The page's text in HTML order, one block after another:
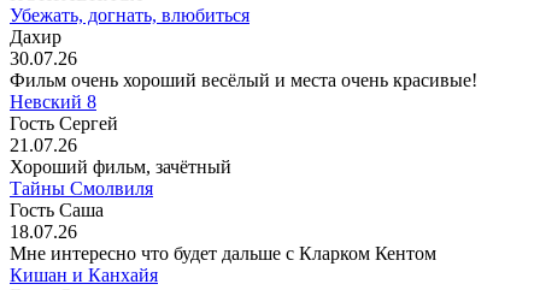
Убежать, догнать, влюбиться
Дахир
30.07.26
Фильм очень хороший весёлый и места очень красивые!
Невский 8
Гость Сергей
21.07.26
Хороший фильм, зачётный
Тайны Смолвиля
Гость Саша
18.07.26
Мне интересно что будет дальше с Кларком Кентом
Кишан и Канхайя